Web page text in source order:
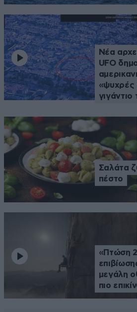
Νέα
UFO
«ψυχρές
γιγάντιο
Σαλάτα
πέστο
«Πτώση
μεγάλη
πιο